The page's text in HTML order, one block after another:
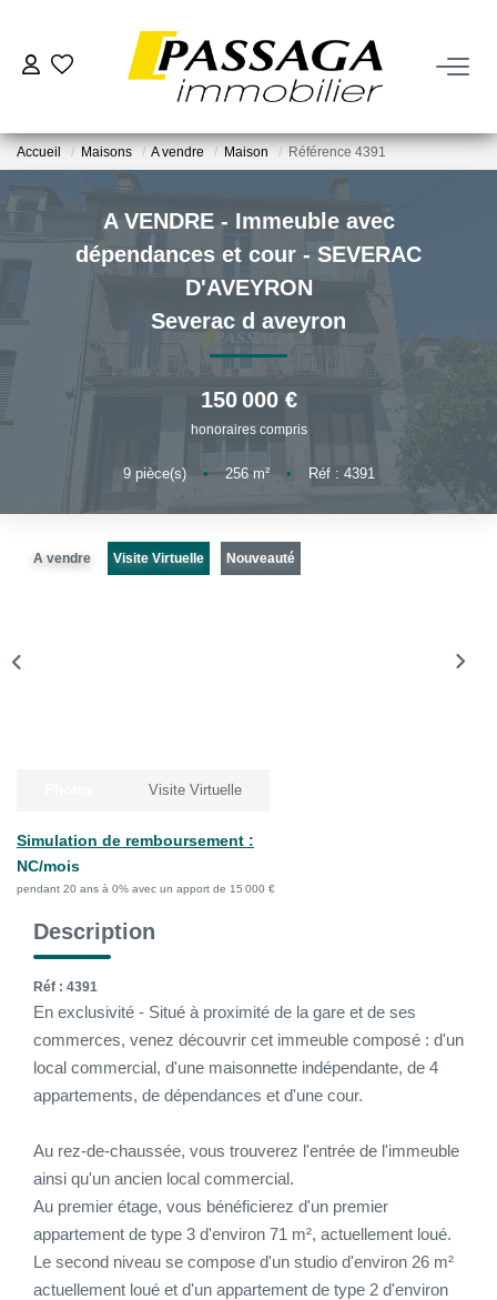
VENDRE
Estimation
Nos Biens Vendus
L'assurance
Nos Biens Loués
Nos Témoignages
Nous Soutenons
CONTACT
CONNEXION
Accueil Maisons A vendre Maison Référence 4391
A VENDRE - Immeuble avec
dépendances et cour - SEVERAC
D'AVEYRON
Severac d aveyron
150 000 €
honoraires compris
9pièce(s) • 256m² • Réf : 4391
A vendre Visite Virtuelle Nouveauté
Simulation de remboursement :
NC/mois
pendant 20 ans à 0% avec un apport de 15 000 €
Visite Virtuelle
Description
Réf : 4391
En exclusivité - Situé à proximité de la gare et de ses
commerces, venez découvrir cet immeuble composé : d'un
local commercial, d'une maisonnette indépendante, de 4
appartements, de dépendances et d'une cour.
Au rez-de-chaussée, vous trouverez l'entrée de l'immeuble
ainsi qu'un ancien local commercial.
Au premier étage, vous bénéficierez d'un premier
appartement de type 3 d'environ 71 m², actuellement loué.
Le second niveau se compose d'un studio d'environ 26 m²
actuellement loué et d'un appartement de type 2 d'environ